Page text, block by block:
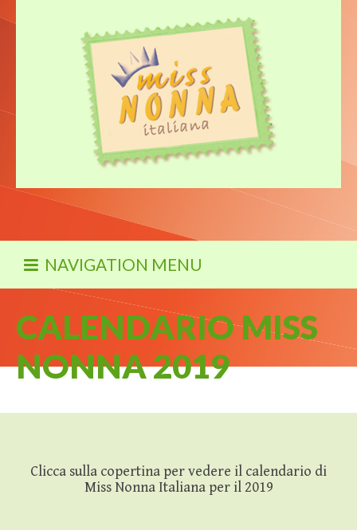
NAVIGATION MENU
CALENDARIO MISS
NONNA 2019
Clicca sulla copertina per vedere il calendario di
Miss Nonna Italiana per il 2019